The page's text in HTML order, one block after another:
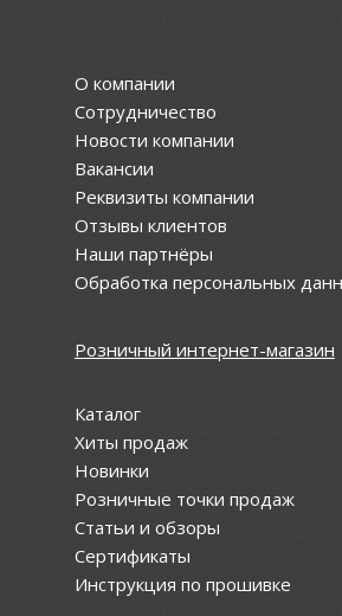
О компании
Сотрудничество
Новости компании
Вакансии
Реквизиты компании
Отзывы клиентов
Наши партнёры
Обработка персональных
Розничный интернет-магазин
Каталог
Хиты продаж
Новинки
Розничные точки продаж
Статьи и обзоры
Сертификаты
Инструкция по прошивке